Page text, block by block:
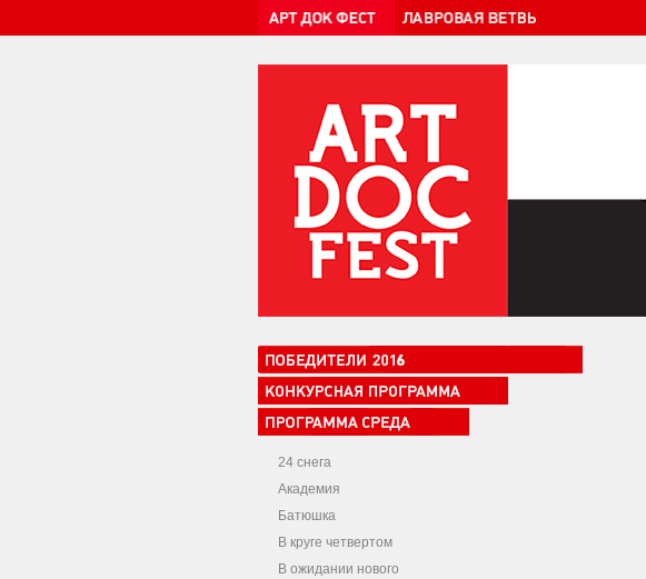
24 снега
Академия
Батюшка
В круге четвертом
В ожидании нового